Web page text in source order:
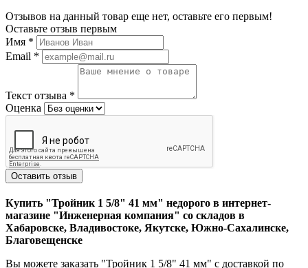
Отзывов на данный товар еще нет, оставьте его первым!
Оставьте отзыв первым
Имя *
Email *
Текст отзыва *
Оценка
Оставить отзыв
Купить "Тройник 1 5/8" 41 мм" недорого в интернет-
магазине "Инженерная компания" со складов в
Хабаровске, Владивостоке, Якутске, Южно-Сахалинске,
Благовещенске
Вы можете заказать "Тройник 1 5/8" 41 мм" с доставкой по